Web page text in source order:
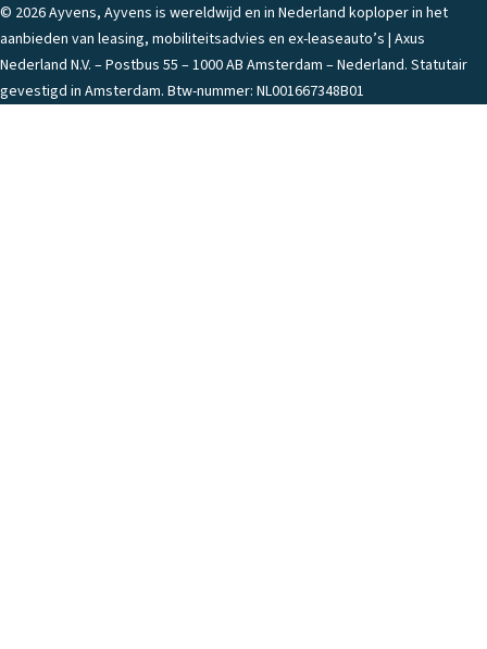
© 2026 Ayvens, Ayvens is wereldwijd en in Nederland koploper in het
aanbieden van leasing, mobiliteitsadvies en ex-leaseauto’s | Axus
Nederland N.V. – Postbus 55 – 1000 AB Amsterdam – Nederland. Statutair
gevestigd in Amsterdam. Btw-nummer: NL001667348B01